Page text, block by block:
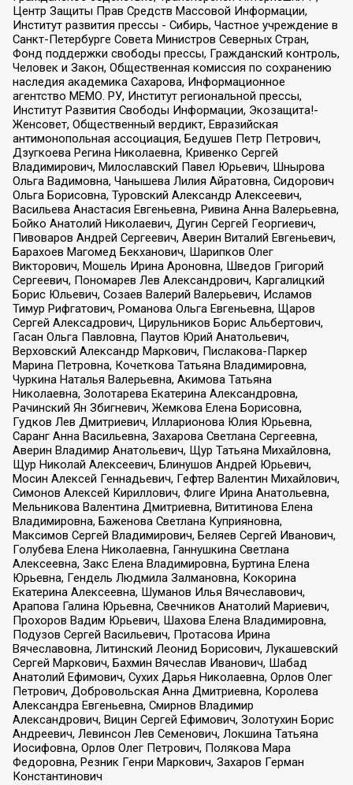
Центр Защиты Прав Средств Массовой Информации,
Институт развития прессы - Сибирь, Частное учреждение в
Санкт-Петербурге Совета Министров Северных Стран,
Фонд поддержки свободы прессы, Гражданский контроль,
Человек и Закон, Общественная комиссия по сохранению
наследия академика Сахарова, Информационное
агентство МЕМО. РУ, Институт региональной прессы,
Институт Развития Свободы Информации, Экозащита!-
Женсовет, Общественный вердикт, Евразийская
антимонопольная ассоциация, Бедушев Петр Петрович,
Дзугкоева Регина Николаевна, Кривенко Сергей
Владимирович, Милославский Павел Юрьевич, Шнырова
Ольга Вадимовна, Чанышева Лилия Айратовна, Сидорович
Ольга Борисовна, Туровский Александр Алексеевич,
Васильева Анастасия Евгеньевна, Ривина Анна Валерьевна,
Бойко Анатолий Николаевич, Дугин Сергей Георгиевич,
Пивоваров Андрей Сергеевич, Аверин Виталий Евгеньевич,
Барахоев Магомед Бекханович, Шарипков Олег
Викторович, Мошель Ирина Ароновна, Шведов Григорий
Сергеевич, Пономарев Лев Александрович, Каргалицкий
Борис Юльевич, Созаев Валерий Валерьевич, Исламов
Тимур Рифгатович, Романова Ольга Евгеньевна, Щаров
Сергей Алексадрович, Цирульников Борис Альбертович,
Гасан Ольга Павловна, Паутов Юрий Анатольевич,
Верховский Александр Маркович, Пислакова-Паркер
Марина Петровна, Кочеткова Татьяна Владимировна,
Чуркина Наталья Валерьевна, Акимова Татьяна
Николаевна, Золотарева Екатерина Александровна,
Рачинский Ян Збигневич, Жемкова Елена Борисовна,
Гудков Лев Дмитриевич, Илларионова Юлия Юрьевна,
Саранг Анна Васильевна, Захарова Светлана Сергеевна,
Аверин Владимир Анатольевич, Щур Татьяна Михайловна,
Щур Николай Алексеевич, Блинушов Андрей Юрьевич,
Мосин Алексей Геннадьевич, Гефтер Валентин Михайлович,
Симонов Алексей Кириллович, Флиге Ирина Анатольевна,
Мельникова Валентина Дмитриевна, Вититинова Елена
Владимировна, Баженова Светлана Куприяновна,
Максимов Сергей Владимирович, Беляев Сергей Иванович,
Голубева Елена Николаевна, Ганнушкина Светлана
Алексеевна, Закс Елена Владимировна, Буртина Елена
Юрьевна, Гендель Людмила Залмановна, Кокорина
Екатерина Алексеевна, Шуманов Илья Вячеславович,
Арапова Галина Юрьевна, Свечников Анатолий Мариевич,
Прохоров Вадим Юрьевич, Шахова Елена Владимировна,
Подузов Сергей Васильевич, Протасова Ирина
Вячеславовна, Литинский Леонид Борисович, Лукашевский
Сергей Маркович, Бахмин Вячеслав Иванович, Шабад
Анатолий Ефимович, Сухих Дарья Николаевна, Орлов Олег
Петрович, Добровольская Анна Дмитриевна, Королева
Александра Евгеньевна, Смирнов Владимир
Александрович, Вицин Сергей Ефимович, Золотухин Борис
Андреевич, Левинсон Лев Семенович, Локшина Татьяна
Иосифовна, Орлов Олег Петрович, Полякова Мара
Федоровна, Резник Генри Маркович, Захаров Герман
Константинович